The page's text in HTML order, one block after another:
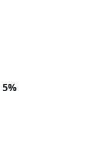
5%